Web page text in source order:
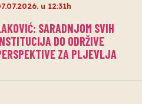
u 12:31h
SARADNJOM SVIH
DO ODRŽIVE
ZA PLJEVLJA